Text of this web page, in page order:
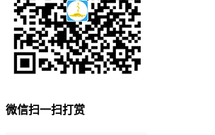
微信扫一扫打赏